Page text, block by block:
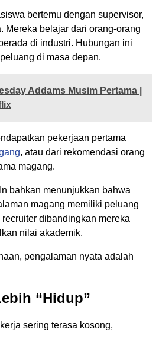
bertemu dengan supervisor,
Mereka belajar dari orang-orang
di industri. Hubungan ini
di masa depan.
Addams Musim Pertama |
pekerjaan pertama
, atau dari rekomendasi orang
magang.
bahkan menunjukkan bahwa
magang memiliki peluang
dibandingkan mereka
nilai akademik.
pengalaman nyata adalah
“Hidup”
sering terasa kosong,